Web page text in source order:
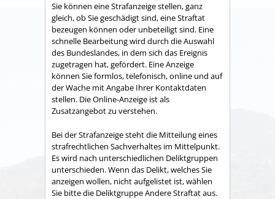
Sie können eine Strafanzeige stellen, ganz
gleich, ob Sie geschädigt sind, eine Straftat
bezeugen können oder unbeteiligt sind. Eine
schnelle Bearbeitung wird durch die Auswahl
des Bundeslandes, in dem sich das Ereignis
zugetragen hat, gefördert. Eine Anzeige
können Sie formlos, telefonisch, online und auf
der Wache mit Angabe Ihrer Kontaktdaten
stellen. Die Online-Anzeige ist als
Zusatzangebot zu verstehen.
Bei der Strafanzeige steht die Mitteilung eines
strafrechtlichen Sachverhaltes im Mittelpunkt.
Es wird nach unterschiedlichen Deliktgruppen
unterschieden. Wenn das Delikt, welches Sie
anzeigen wollen, nicht aufgelistet ist, wählen
Sie bitte die Deliktgruppe Andere Straftat aus.